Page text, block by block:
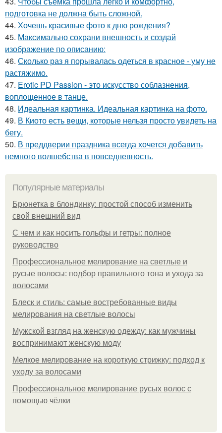
подготовка не должна быть сложной.
44. Хочешь красивые фото к дню рождения?
45. Максимально сохрани внешность и создай
изображение по описанию:
46. Сколько раз я порывалась одеться в красное - уму не
растяжимо.
47. Erotic PD Passion - это искусство соблазнения,
воплощенное в танце.
48. Идеальная картинка. Идеальная картинка на фото.
49. В Киото есть вещи, которые нельзя просто увидеть на
бегу.
50. В преддверии праздника всегда хочется добавить
немного волшебства в повседневность.
Популярные материалы
Брюнетка в блондинку: простой способ изменить
свой внешний вид
С чем и как носить гольфы и гетры: полное
руководство
Профессиональное мелирование на светлые и
русые волосы: подбор правильного тона и ухода за
волосами
Блеск и стиль: самые востребованные виды
мелирования на светлые волосы
Мужской взгляд на женскую одежду: как мужчины
воспринимают женскую моду
Мелкое мелирование на короткую стрижку: подход к
уходу за волосами
Профессиональное мелирование русых волос с
помощью чёлки